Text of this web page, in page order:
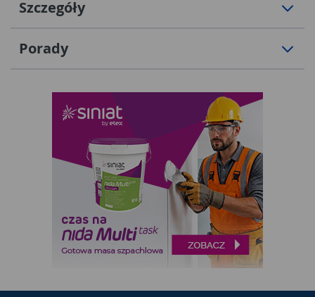
Szczegóły
Porady